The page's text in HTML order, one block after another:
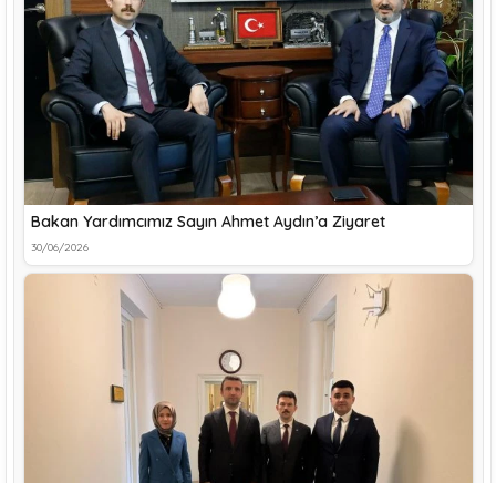
Bakan Yardımcımız Sayın Ahmet Aydın’a Ziyaret
30/06/2026